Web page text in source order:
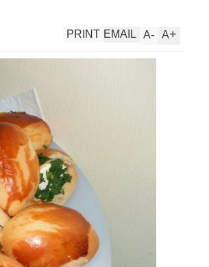
A+
A-
EMAIL
PRINT